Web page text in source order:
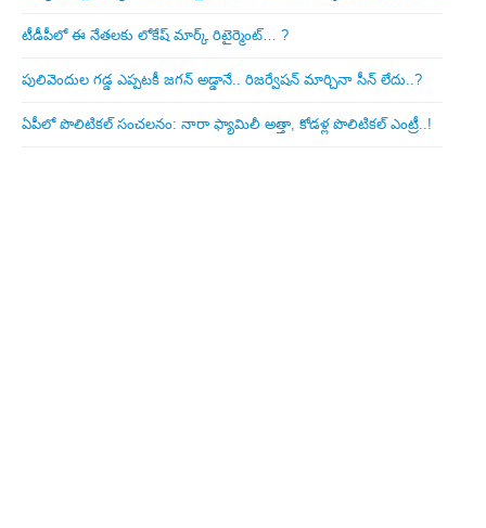
టీడీపీలో ఈ నేత‌ల‌కు లోకేష్ మార్క్ రిటైర్మెంట్‌… ?
పులివెందుల గ‌డ్డ ఎప్ప‌ట‌కీ జ‌గ‌న్ అడ్డానే.. రిజ‌ర్వేష‌న్ మార్చినా సీన్ లేదు..?
ఏపీలో పొలిటిక‌ల్ సంచ‌ల‌నం: నారా ఫ్యామిలీ అత్తా, కోడ‌ళ్ల పొలిటికల్ ఎంట్రీ..!